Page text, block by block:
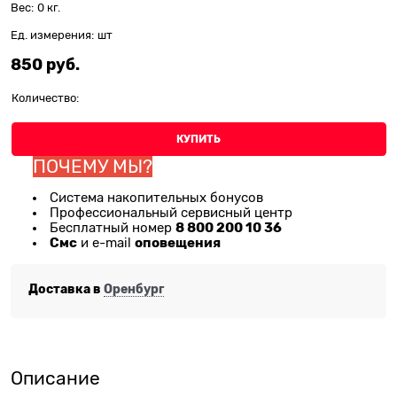
Вес: 0 кг.
Ед. измерения: шт
850 руб.
Количество:
КУПИТЬ
ПОЧЕМУ МЫ?
Система накопительных бонусов
Профессиональный сервисный центр
Бесплатный номер 8 800 200 10 36
Смс и e-mail оповещения
Доставка в Оренбург
Описание